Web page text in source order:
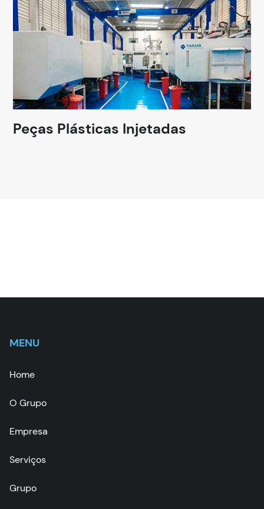
Peças Plásticas Injetadas
MENU
Home
O Grupo
Empresa
Serviços
Grupo